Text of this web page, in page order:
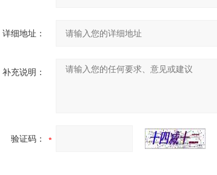
详细地址：
补充说明：
验证码：